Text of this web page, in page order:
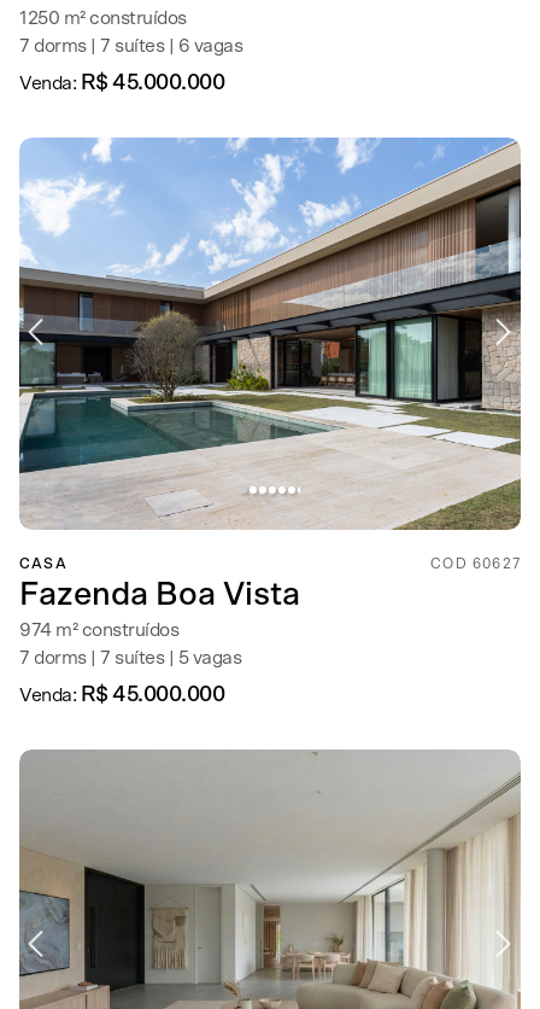
1250 m² construídos
7 dorms | 7 suítes | 6 vagas
Venda: R$ 45.000.000
CASA COD 60627
Fazenda Boa Vista
974 m² construídos
7 dorms | 7 suítes | 5 vagas
Venda: R$ 45.000.000